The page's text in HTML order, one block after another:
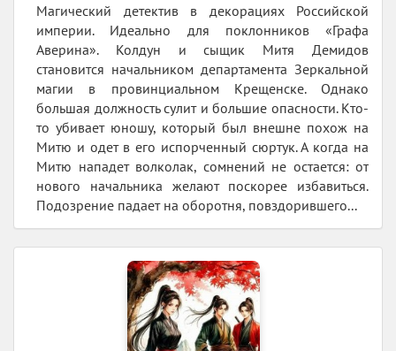
Магический детектив в декорациях Российской
империи. Идеально для поклонников «Графа
Аверина». Колдун и сыщик Митя Демидов
становится начальником департамента Зеркальной
магии в провинциальном Крещенске. Однако
большая должность сулит и большие опасности. Кто-
то убивает юношу, который был внешне похож на
Митю и одет в его испорченный сюртук. А когда на
Митю нападет волколак, сомнений не остается: от
нового начальника желают поскорее избавиться.
Подозрение падает на оборотня, повздорившего...